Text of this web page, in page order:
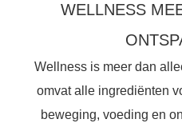
WELLNESS
Wellness is meer dan
omvat alle ingrediënten
beweging, voeding en